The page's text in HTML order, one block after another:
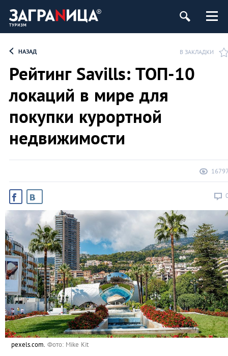
НАЗАД В ЗАКЛАДКИ
Рейтинг Savills: ТОП-10
локаций в мире для
покупки курортной
недвижимости
pexels.com. Фото: Mike Kit